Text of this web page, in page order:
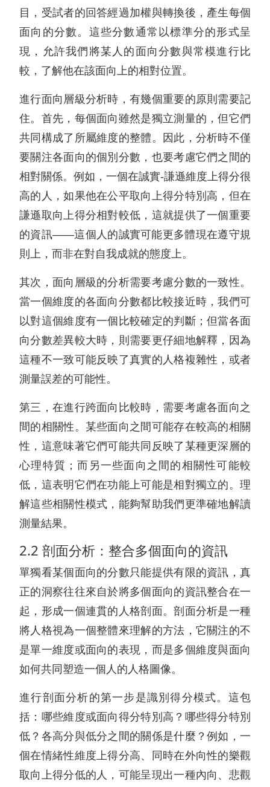
目，受試者的回答經過加權與轉換後，產生每個
面向的分數。這些分數通常以標準分的形式呈
現，允許我們將某人的面向分數與常模進行比
較，了解他在該面向上的相對位置。
進行面向層級分析時，有幾個重要的原則需要記
住。首先，每個面向雖然是獨立測量的，但它們
共同構成了所屬維度的整體。因此，分析時不僅
要關注各面向的個別分數，也要考慮它們之間的
相對關係。例如，一個在誠實-謙遜維度上得分很
高的人，如果他在公平取向上得分特別高，但在
謙遜取向上得分相對較低，這就提供了一個重要
的資訊——這個人的誠實可能更多體現在遵守規
則上，而非在對自我成就的態度上。
其次，面向層級的分析需要考慮分數的一致性。
當一個維度的各面向分數都比較接近時，我們可
以對這個維度有一個比較確定的判斷；但當各面
向分數差異較大時，則需要更仔細地解釋，因為
這種不一致可能反映了真實的人格複雜性，或者
測量誤差的可能性。
第三，在進行跨面向比較時，需要考慮各面向之
間的相關性。某些面向之間可能存在較高的相關
性，這意味著它們可能共同反映了某種更深層的
心理特質；而另一些面向之間的相關性可能較
低，這表明它們在功能上可能是相對獨立的。理
解這些相關性模式，能夠幫助我們更準確地解讀
測量結果。
2.2 剖面分析：整合多個面向的資訊
單獨看某個面向的分數只能提供有限的資訊，真
正的洞察往往來自於將多個面向的資訊整合在一
起，形成一個連貫的人格剖面。剖面分析是一種
將人格視為一個整體來理解的方法，它關注的不
是單一維度或面向的表現，而是多個維度與面向
如何共同塑造一個人的人格圖像。
進行剖面分析的第一步是識別得分模式。這包
括：哪些維度或面向得分特別高？哪些得分特別
低？各高分與低分之間的關係是什麼？例如，一
個在情緒性維度上得分高、同時在外向性的樂觀
取向上得分低的人，可能呈現出一種內向、悲觀